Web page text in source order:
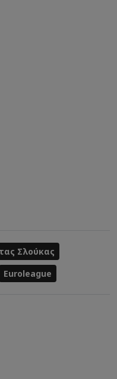
Σλούκας
Euroleague